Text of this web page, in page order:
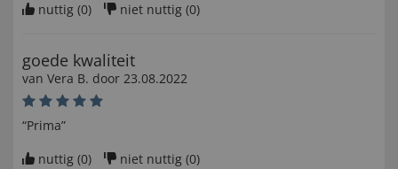
nuttig (0) niet nuttig (0)
goede kwaliteit
van Vera B. door 23.08.2022
“Prima”
nuttig (0) niet nuttig (0)